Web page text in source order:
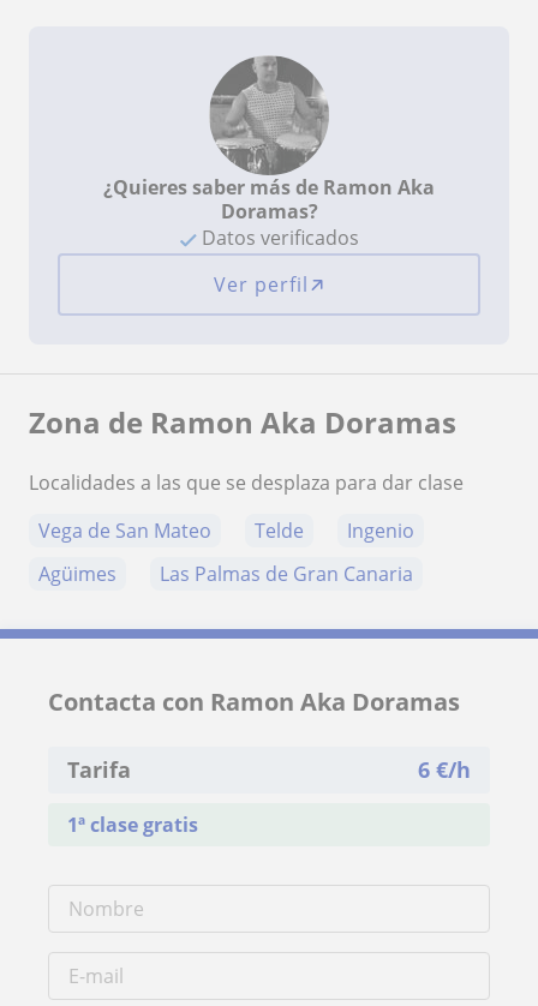
¿Quieres saber más de Ramon Aka
Doramas?
Datos verificados
Ver perfil
Zona de Ramon Aka Doramas
Localidades a las que se desplaza para dar clase
Vega de San Mateo
Telde
Ingenio
Agüimes
Las Palmas de Gran Canaria
Contacta con Ramon Aka Doramas
Tarifa 6 €/h
1ª clase gratis